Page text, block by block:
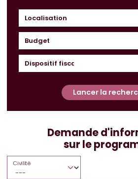
Budget
Lancer la
Demande
sur le
Civilité